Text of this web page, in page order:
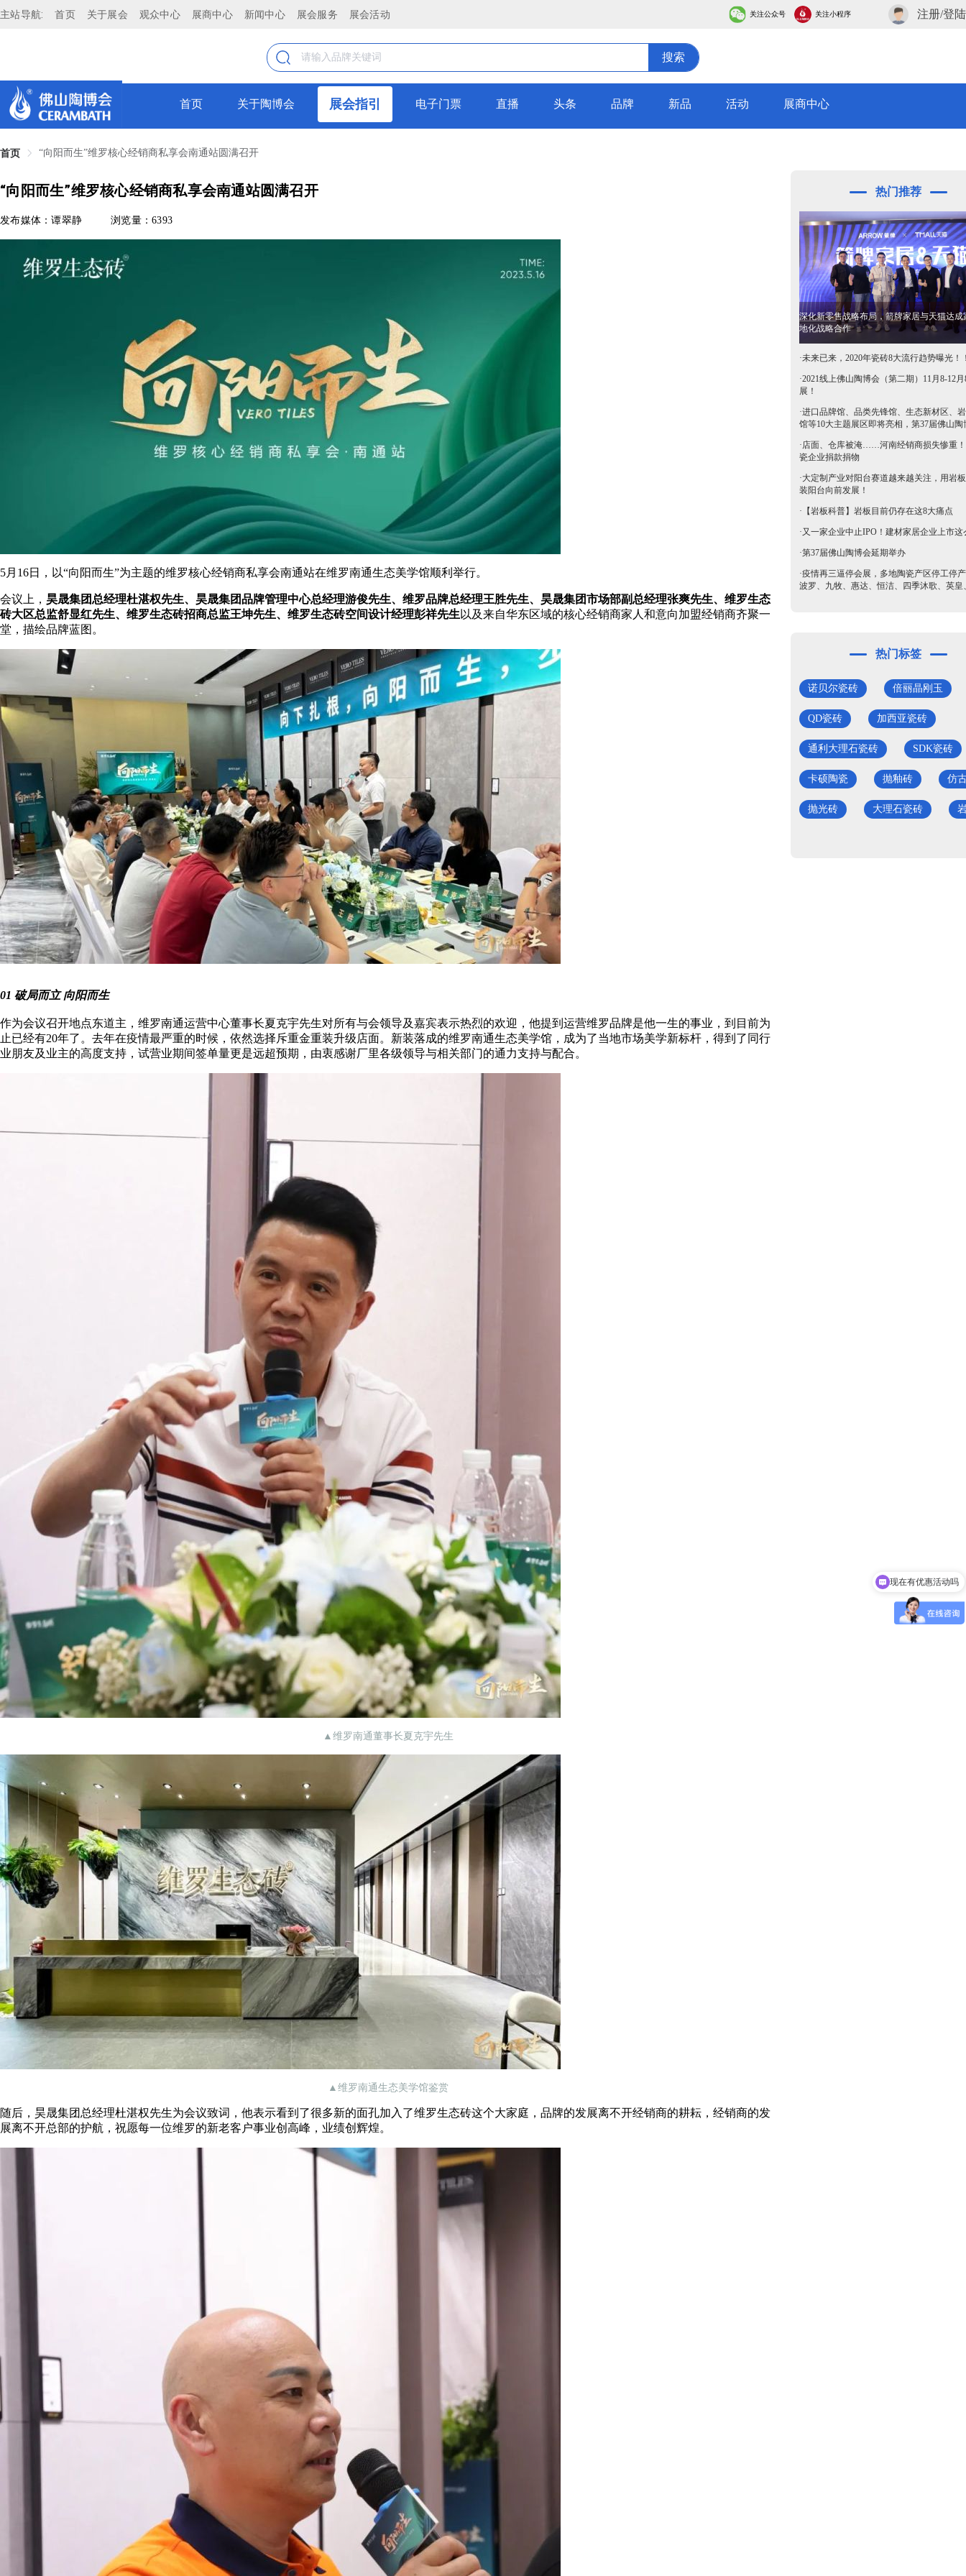
主站导航: 首页 关于展会 观众中心 展商中心 新闻中心 展会服务 展会活动 关注公众号 关注小程序 注册/登陆
搜索
首页 关于陶博会 展会指引 电子门票 直播 头条 品牌 新品 活动 展商中心
首页 “向阳而生”维罗核心经销商私享会南通站圆满召开
“向阳而生”维罗核心经销商私享会南通站圆满召开
发布媒体：谭翠静 浏览量：6393
5月16日，以“向阳而生”为主题的维罗核心经销商私享会南通站在维罗南通生态美学馆顺利举行。
会议上， 昊晟集团总经理杜湛权先生、昊晟集团品牌管理中心总经理游俊先生、维罗品牌总经理王胜先生、昊晟集团市场部副总经理张爽先生、维罗生态
砖大区总监舒显红先生、维罗生态砖招商总监王坤先生、维罗生态砖空间设计经理彭祥先生 以及来自华东区域的核心经销商家人和意向加盟经销商齐聚一
堂，描绘品牌蓝图。
01 破局而立 向阳而生
作为会议召开地点东道主，维罗南通运营中心董事长夏克宇先生对所有与会领导及嘉宾表示热烈的欢迎，他提到运营维罗品牌是他一生的事业，到目前为
止已经有20年了。去年在疫情最严重的时候，依然选择斥重金重装升级店面。新装落成的维罗南通生态美学馆，成为了当地市场美学新标杆，得到了同行
业朋友及业主的高度支持，试营业期间签单量更是远超预期，由衷感谢厂里各级领导与相关部门的通力支持与配合。
▲维罗南通董事长夏克宇先生
▲维罗南通生态美学馆鉴赏
随后，昊晟集团总经理杜湛权先生为会议致词，他表示看到了很多新的面孔加入了维罗生态砖这个大家庭，品牌的发展离不开经销商的耕耘，经销商的发
展离不开总部的护航，祝愿每一位维罗的新老客户事业创高峰，业绩创辉煌。
热门推荐
深化新零售战略布局，箭牌家居与天猫达成
地化战略合作
·未来已来，2020年瓷砖8大流行趋势曝光！
·2021线上佛山陶博会（第二期）11月8-12
展！
·进口品牌馆、品类先锋馆、生态新材区、
馆等10大主题展区即将亮相，第37届佛山陶
·店面、仓库被淹……河南经销商损失惨重
瓷企业捐款捐物
·大定制产业对阳台赛道越来越关注，用岩
装阳台向前发展！
· 【岩板科普】岩板目前仍存在这8大痛点
·又一家企业中止IPO！建材家居企业上市这
·第37届佛山陶博会延期举办
·疫情再三逼停会展，多地陶瓷产区停工停
波罗、九牧、惠达、恒洁、四季沐歌、英皇
热门标签
诺贝尔瓷砖 倍丽晶刚玉
QD瓷砖 加西亚瓷砖
通利大理石瓷砖 SDK瓷砖
卡硕陶瓷 抛釉砖 仿
抛光砖 大理石瓷砖
可以介绍下你们的产品么